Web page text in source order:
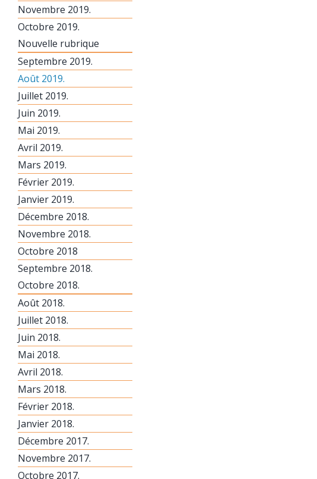
Novembre 2019.
Octobre 2019.
Nouvelle rubrique
Septembre 2019.
Août 2019.
Juillet 2019.
Juin 2019.
Mai 2019.
Avril 2019.
Mars 2019.
Février 2019.
Janvier 2019.
Décembre 2018.
Novembre 2018.
Octobre 2018
Septembre 2018.
Octobre 2018.
Août 2018.
Juillet 2018.
Juin 2018.
Mai 2018.
Avril 2018.
Mars 2018.
Février 2018.
Janvier 2018.
Décembre 2017.
Novembre 2017.
Octobre 2017.